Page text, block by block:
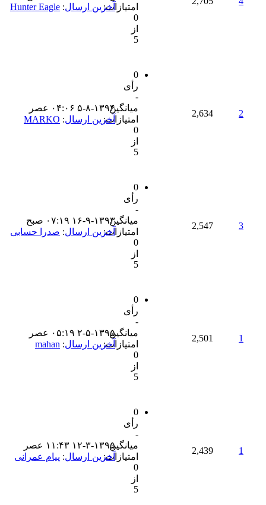
امتیازات:
0
از
5
آخرین ارسال:
Hunter Eagle
2
2,634
0
رأی
-
میانگین
امتیازات:
0
از
5
۵-۸-۱۳۹۴ ۰۴:۰۶ عصر
آخرین ارسال:
MARKO
3
2,547
0
رأی
-
میانگین
امتیازات:
0
از
5
۱۶-۹-۱۳۹۳ ۰۷:۱۹ صبح
آخرین ارسال: صدرا حسابی
1
2,501
0
رأی
-
میانگین
امتیازات:
0
از
5
۲-۵-۱۳۹۵ ۰۵:۱۹ عصر
آخرین ارسال:
mahan
1
2,439
0
رأی
-
میانگین
امتیازات:
0
از
5
۱۲-۳-۱۳۹۵ ۱۱:۴۳ عصر
آخرین ارسال: پیام عمرانی